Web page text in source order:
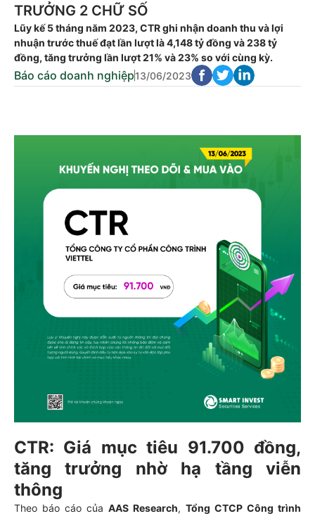
TRƯỞNG 2 CHỮ SỐ
Lũy kế 5 tháng năm 2023, CTR ghi nhận doanh thu và lợi
nhuận trước thuế đạt lần lượt là 4,148 tỷ đồng và 238 tỷ
đồng, tăng trưởng lần lượt 21% và 23% so với cùng kỳ.
Báo cáo doanh nghiệp13/06/2023
CTR: Giá mục tiêu 91.700 đồng,
tăng trưởng nhờ hạ tầng viễn
thông
Theo báo cáo của AAS Research, Tổng CTCP Công trình